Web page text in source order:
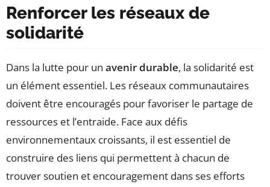
Renforcer les réseaux de
solidarité
Dans la lutte pour un avenir durable, la solidarité est
un élément essentiel. Les réseaux communautaires
doivent être encouragés pour favoriser le partage de
ressources et l’entraide. Face aux défis
environnementaux croissants, il est essentiel de
construire des liens qui permettent à chacun de
trouver soutien et encouragement dans ses efforts